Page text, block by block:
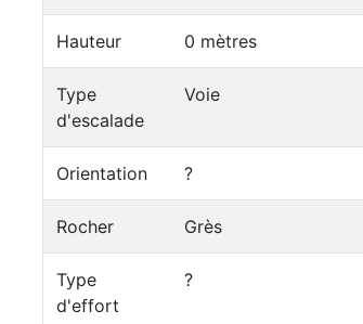
Hauteur 0 mètres
Type
d'escalade
Voie
Orientation ?
Rocher Grès
Type
d'effort
?